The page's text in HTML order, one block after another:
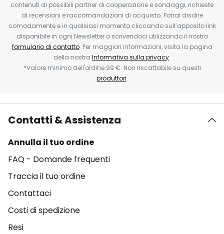
contenuti di possibili partner di cooperazione e sondaggi, richieste
di recensioni e raccomandazioni di acquisto. Potrai disdire
comodamente e in qualsiasi momento cliccando sull’apposito link
disponibile in ogni Newsletter o scrivendoci utilizzando il nostro
formulario di contatto. Per maggiori informazioni, visita la pagina
della nostra Informativa sulla privacy.
*Valore minimo dell'ordine 99 €. Non riscattabile su questi
produttori.
Contatti & Assistenza
Annulla il tuo ordine
FAQ - Domande frequenti
Traccia il tuo ordine
Contattaci
Costi di spedizione
Resi